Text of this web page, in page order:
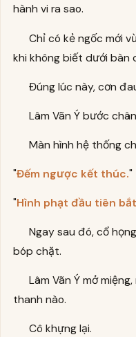
hành vi ra sao.
Chỉ có kẻ ngốc mới
khi không biết dưới bàn
Đúng lúc này, cơn
Lâm Vãn Ý bước
Màn hình hệ thống
"Đếm ngược kết thúc."
"Hình phạt đầu tiên
Ngay sau đó, cổ
bóp chặt.
Lâm Vãn Ý mở
thanh nào.
Cô khựng lại.